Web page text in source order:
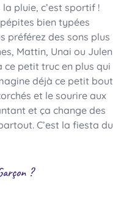
pluie, c’est sportif !
bien typées
préférez des sons plus
Mattin, Unai ou Julen
ce petit truc en plus qui
déjà ce petit bout
et le sourire aux
et ça change des
C’est la fiesta du
?